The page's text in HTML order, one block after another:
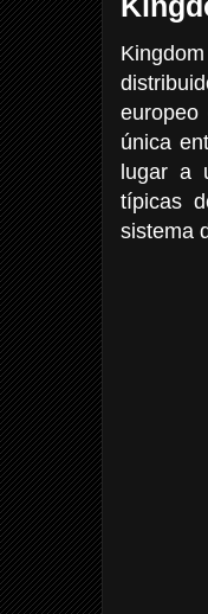
única
lugar a
típicas
sistema